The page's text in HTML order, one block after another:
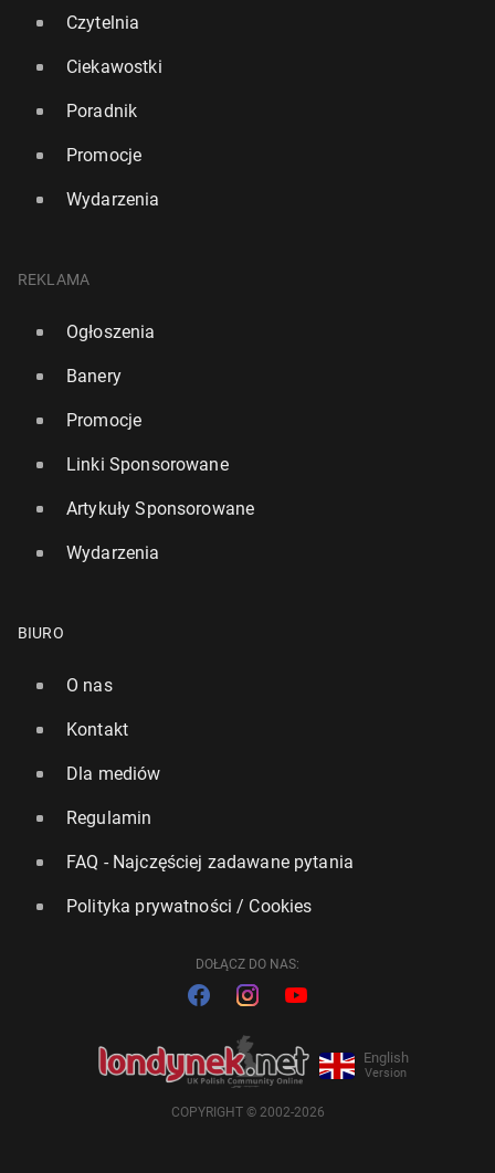
Czytelnia
Ciekawostki
Poradnik
Promocje
Wydarzenia
REKLAMA
Ogłoszenia
Banery
Promocje
Linki Sponsorowane
Artykuły Sponsorowane
Wydarzenia
BIURO
O nas
Kontakt
Dla mediów
Regulamin
FAQ - Najczęściej zadawane pytania
Polityka prywatności / Cookies
DOŁĄCZ DO NAS:
English
Version
COPYRIGHT © 2002-2026